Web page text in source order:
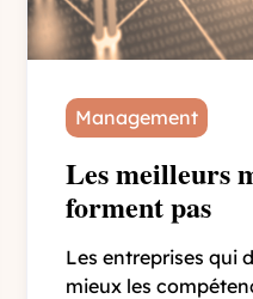
Management
Les meilleurs
forment pas
Les entreprises qui
mieux les